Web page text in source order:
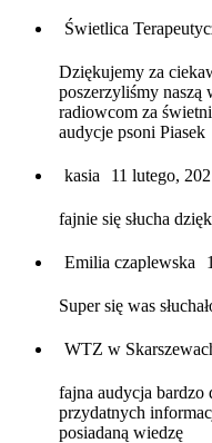
Świetlica
Dziękujemy za
poszerzyliśmy naszą
radiowcom za
audycje psoni Piasek
kasia 11 lutego,
fajnie się słucha
Emilia czaplewska
Super się was
WTZ w
fajna audycja bardzo
przydatnych
posiadaną wiedzę